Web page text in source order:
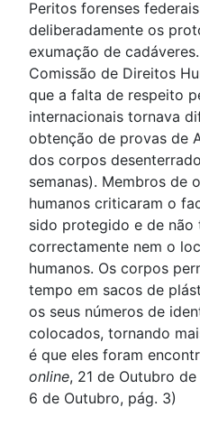
Peritos forenses
deliberadamente os
exumação de
Comissão de Direitos
que a falta de respeito
internacionais tornava
obtenção de provas de
dos corpos
semanas). Membros de
humanos criticaram o
sido protegido e de
correctamente nem o
humanos. Os corpos
tempo em sacos de
os seus números de
colocados, tornando
é que eles foram
online, 21 de Outubro
6 de Outubro, pág. 3)